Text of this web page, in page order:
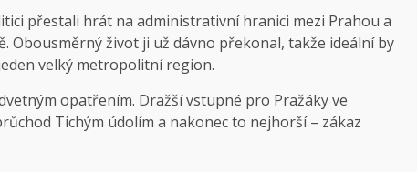
přestali hrát na administrativní hranici mezi Prahou a
Obousměrný život ji už dávno překonal, takže ideální by
velký metropolitní region.
opatřením. Dražší vstupné pro Pražáky ve
Tichým údolím a nakonec to nejhorší – zákaz